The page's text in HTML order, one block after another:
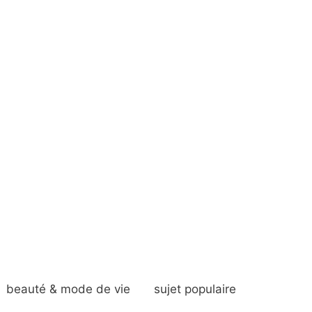
beauté & mode de vie sujet populaire